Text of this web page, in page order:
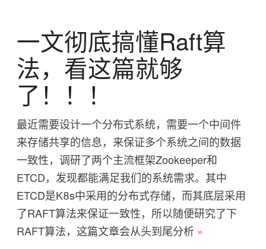
一文彻底搞懂Raft算
法，看这篇就够
了！！！
最近需要设计一个分布式系统，需要一个中间件
来存储共享的信息，来保证多个系统之间的数据
一致性，调研了两个主流框架Zookeeper和
ETCD，发现都能满足我们的系统需求。其中
ETCD是K8s中采用的分布式存储，而其底层采用
了RAFT算法来保证一致性，所以随便研究了下
RAFT算法，这篇文章会从头到尾分析 »